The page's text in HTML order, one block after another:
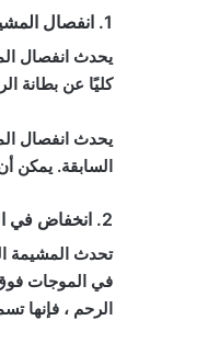
1. انفصال المشيمة
يحدث انفصال
كليًا عن بطانة
يحدث انفصال
السابقة. يمكن
2. انخفاض في المشيمة
تحدث المشيمة
الرحم ، فإنها